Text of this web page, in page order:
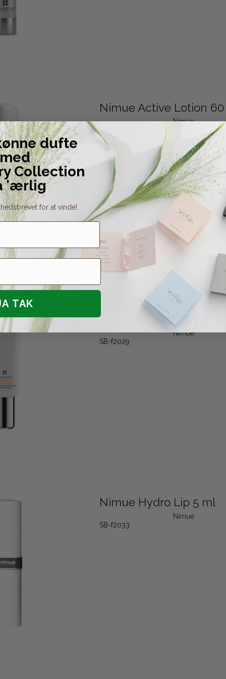
Nimue Active Lotion
Nimue
Nimue TDS
Damaged Skin 30 ml
Nimue
SB-f2029
Nimue Hydro Lip 5 ml
Nimue
SB-f2033
dufte
Collection
'ærlig
for at vinde!
TAK